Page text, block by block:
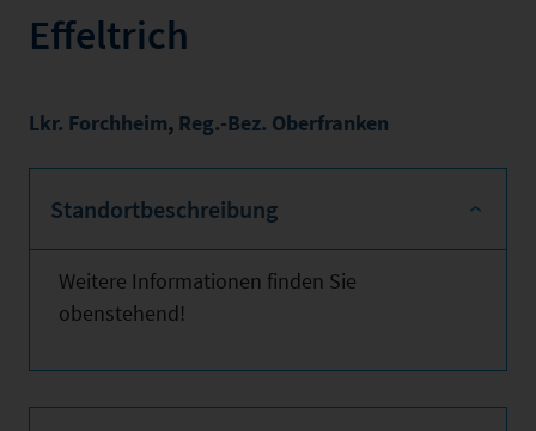
Effeltrich
Lkr. Forchheim, Reg.-Bez. Oberfranken
Standortbeschreibung
Weitere Informationen finden Sie
obenstehend!